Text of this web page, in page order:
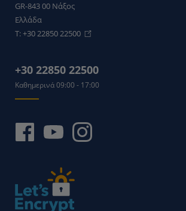
GR-843 00 Νάξος
Ελλάδα
T:+30 22850 22500
+30 22850 22500
Καθημερινά 09:00 - 17:00